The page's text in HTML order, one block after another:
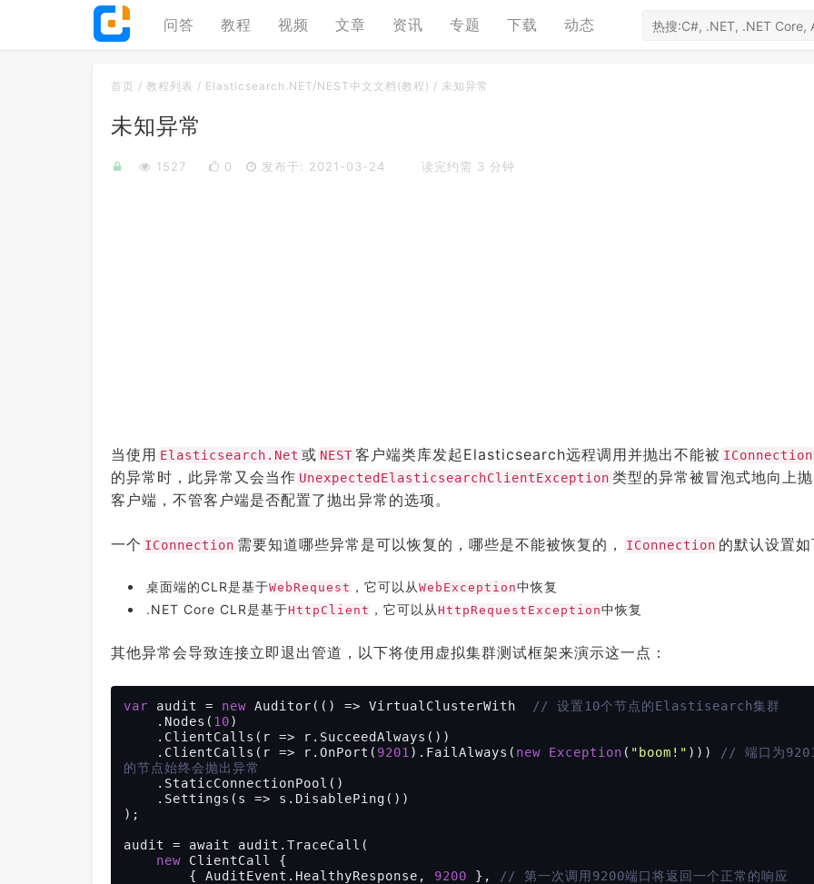
问答 教程 视频 文章 资讯 专题 下载 动态
首页 / 教程列表 / Elasticsearch.NET/NEST中文文档(教程) / 未知异常
未知异常
1527 0 发布于: 2021-03-24 读完约需 3 分钟
当使用 Elasticsearch.Net 或 NEST 客户端类库发起Elasticsearch远程调用并抛出不能被 IConnection
的异常时，此异常又会当作 UnexpectedElasticsearchClientException 类型的异常被冒泡式地向上
客户端，不管客户端是否配置了抛出异常的选项。
一个 IConnection 需要知道哪些异常是可以恢复的，哪些是不能被恢复的， IConnection 的默认设置如
桌面端的CLR是基于WebRequest ，它可以从 WebException中恢复
.NET Core CLR是基于HttpClient ，它可以从 HttpRequestException中恢复
其他异常会导致连接立即退出管道，以下将使用虚拟集群测试框架来演示这一点：
var audit = new Auditor(() => VirtualClusterWith
// 设置10个节点的Elastisearch集群
    .Nodes(
10)
    .ClientCalls(r => r.OnPort(
9201 ).FailAlways( new Exception ( "boom!" )))
// 端口为
的节点始终会抛出异常
);
audit = await audit.TraceCall(
new ClientCall {
        { AuditEvent.HealthyResponse,
9200 },
// 第一次调用9200端口将返回一个正常的响应